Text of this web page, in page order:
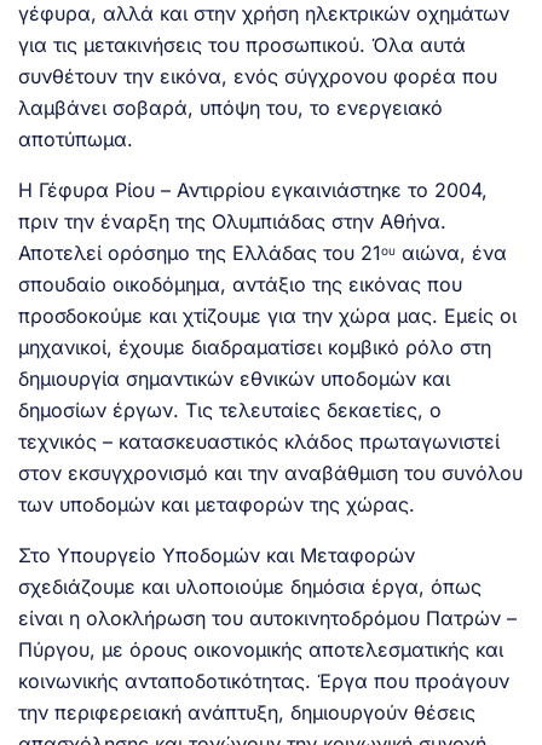
γέφυρα, αλλά και στην χρήση ηλεκτρικών οχημάτων
για τις μετακινήσεις του προσωπικού. Όλα αυτά
συνθέτουν την εικόνα, ενός σύγχρονου φορέα που
λαμβάνει σοβαρά, υπόψη του, το ενεργειακό
αποτύπωμα.
Η Γέφυρα Ρίου – Αντιρρίου εγκαινιάστηκε το 2004,
πριν την έναρξη της Ολυμπιάδας στην Αθήνα.
Αποτελεί ορόσημο της Ελλάδας του 21ου αιώνα, ένα
σπουδαίο οικοδόμημα, αντάξιο της εικόνας που
προσδοκούμε και χτίζουμε για την χώρα μας. Εμείς οι
μηχανικοί, έχουμε διαδραματίσει κομβικό ρόλο στη
δημιουργία σημαντικών εθνικών υποδομών και
δημοσίων έργων. Τις τελευταίες δεκαετίες, ο
τεχνικός – κατασκευαστικός κλάδος πρωταγωνιστεί
στον εκσυγχρονισμό και την αναβάθμιση του συνόλου
των υποδομών και μεταφορών της χώρας.
Στο Υπουργείο Υποδομών και Μεταφορών
σχεδιάζουμε και υλοποιούμε δημόσια έργα, όπως
είναι η ολοκλήρωση του αυτοκινητοδρόμου Πατρών –
Πύργου, με όρους οικονομικής αποτελεσματικής και
κοινωνικής ανταποδοτικότητας. Έργα που προάγουν
την περιφερειακή ανάπτυξη, δημιουργούν θέσεις